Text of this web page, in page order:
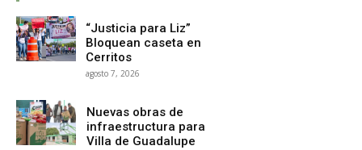
“Justicia para Liz”
Bloquean caseta en
Cerritos
agosto 7, 2026
Nuevas obras de
infraestructura para
Villa de Guadalupe